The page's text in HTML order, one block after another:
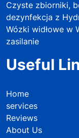
Czyste zbiorniki,
dezynfekcja z
Wózki widłowe w
zasilanie
Useful
Home
services
Reviews
About Us